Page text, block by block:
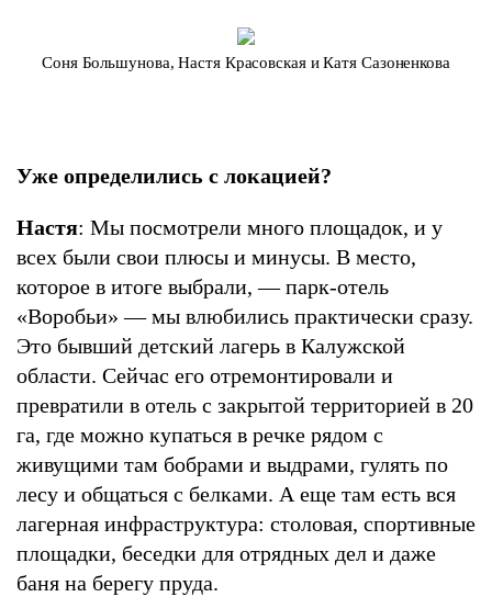
Соня Большунова, Настя Красовская и Катя Сазоненкова
Уже определились с локацией?
Настя: Мы посмотрели много площадок, и у
всех были свои плюсы и минусы. В место,
которое в итоге выбрали, — парк-отель
«Воробьи» — мы влюбились практически сразу.
Это бывший детский лагерь в Калужской
области. Сейчас его отремонтировали и
превратили в отель с закрытой территорией в 20
га, где можно купаться в речке рядом с
живущими там бобрами и выдрами, гулять по
лесу и общаться с белками. А еще там есть вся
лагерная инфраструктура: столовая, спортивные
площадки, беседки для отрядных дел и даже
баня на берегу пруда.